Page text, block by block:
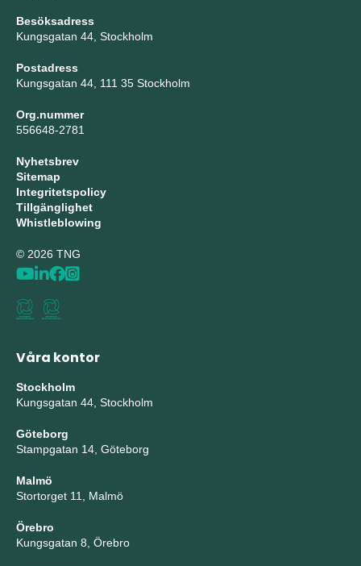
Besöksadress
Kungsgatan 44, Stockholm
Postadress
Kungsgatan 44, 111 35 Stockholm
Org.nummer
556648-2781
Nyhetsbrev
Sitemap
Integritetspolicy
Tillgänglighet
Whistleblowing
© 2026 TNG
Våra kontor
Stockholm
Kungsgatan 44, Stockholm
Göteborg
Stampgatan 14, Göteborg
Malmö
Stortorget 11, Malmö
Örebro
Kungsgatan 8, Örebro